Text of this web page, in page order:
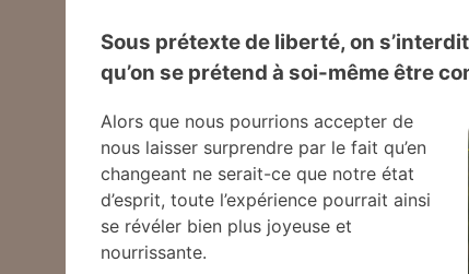
Sous prétexte de liberté, on
qu’on se prétend à soi-même être
Alors que nous pourrions accepter de
nous laisser surprendre par le fait qu’en
changeant ne serait-ce que notre état
d’esprit, toute l’expérience pourrait ainsi
se révéler bien plus joyeuse et
nourrissante.